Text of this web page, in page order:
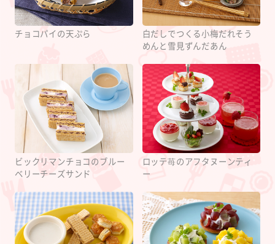
チョコパイの天ぷら
白だしでつくる小梅だれそう
めんと雪見ずんだあん
ビックリマンチョコのブルー
ベリーチーズサンド
ロッテ苺のアフタヌーンティ
ー